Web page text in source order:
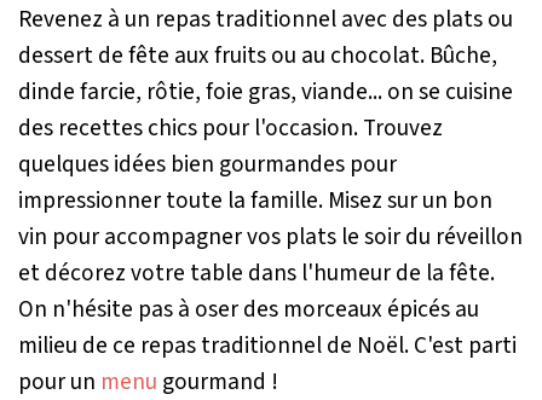
Revenez à un repas traditionnel avec des plats ou
dessert de fête aux fruits ou au chocolat. Bûche,
dinde farcie, rôtie, foie gras, viande... on se cuisine
des recettes chics pour l'occasion. Trouvez
quelques idées bien gourmandes pour
impressionner toute la famille. Misez sur un bon
vin pour accompagner vos plats le soir du réveillon
et décorez votre table dans l'humeur de la fête.
On n'hésite pas à oser des morceaux épicés au
milieu de ce repas traditionnel de Noël. C'est parti
pour un menu gourmand !